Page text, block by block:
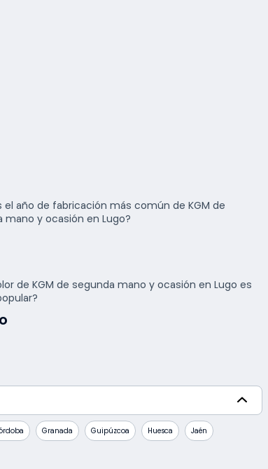
el año de fabricación más común de KGM de
mano y ocasión en Lugo?
de KGM de segunda mano y ocasión en Lugo es
Granada Guipúzcoa Huesca Jaén